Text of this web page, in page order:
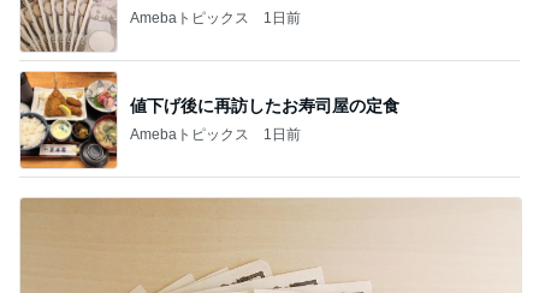
Amebaトピックス 1日前
値下げ後に再訪したお寿司屋の定食
Amebaトピックス 1日前